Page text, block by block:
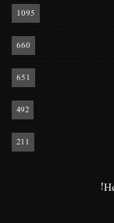
1095
660
651
492
211